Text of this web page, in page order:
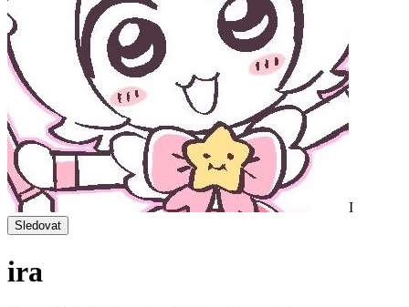
I
Sledovat
ira